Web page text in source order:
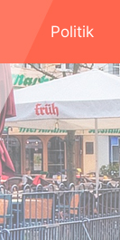
Politik